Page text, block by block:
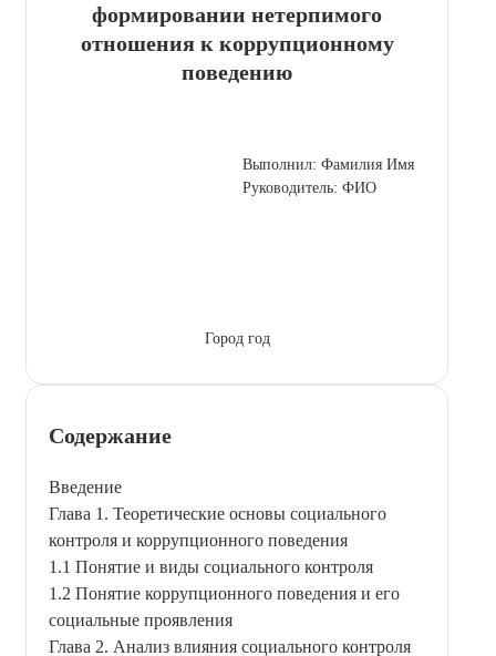
формировании нетерпимого
отношения к коррупционному
поведению
Выполнил: Фамилия Имя
Руководитель: ФИО
Город год
Содержание
Введение
Глава 1. Теоретические основы социального
контроля и коррупционного поведения
1.1 Понятие и виды социального контроля
1.2 Понятие коррупционного поведения и его
социальные проявления
Глава 2. Анализ влияния социального контроля